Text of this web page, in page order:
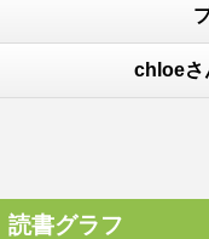
chloeさ
読書グラフ